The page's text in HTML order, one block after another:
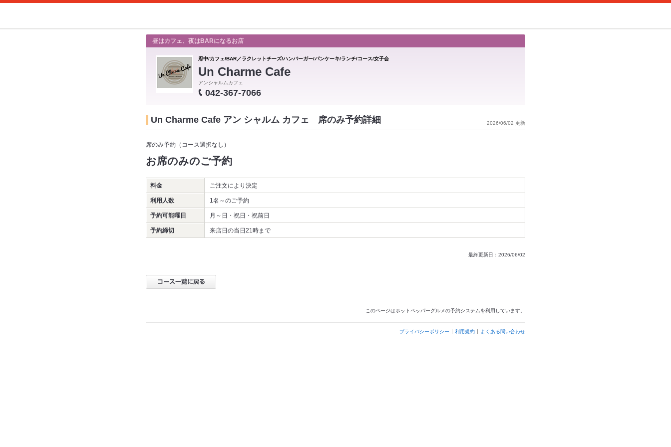
昼はカフェ、夜はBARになるお店
府中/カフェ/BAR／ラクレットチーズ/ハンバーガー/パンケーキ/ランチ/コース/女子会
Un Charme Cafe
アンシャルムカフェ
042-367-7066
2026/06/02 更新
Un Charme Cafe アン シャルム カフェ 席のみ予約詳細
席のみ予約（コース選択なし）
お席のみのご予約
料金 ご注文により決定
利用人数 1名～のご予約
予約可能曜日 月～日・祝日・祝前日
予約締切 来店日の当日21時まで
最終更新日：2026/06/02
このページはホットペッパーグルメの予約システムを利用しています。
プライバシーポリシー 利用規約 よくある問い合わせ